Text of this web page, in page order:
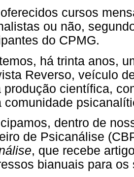
cursos
ou não,
do CPMG.
há trinta anos,
Reverso, veículo
produção científica,
comunidade
dentro de
de Psicanálise
, que recebe
bianuais para os